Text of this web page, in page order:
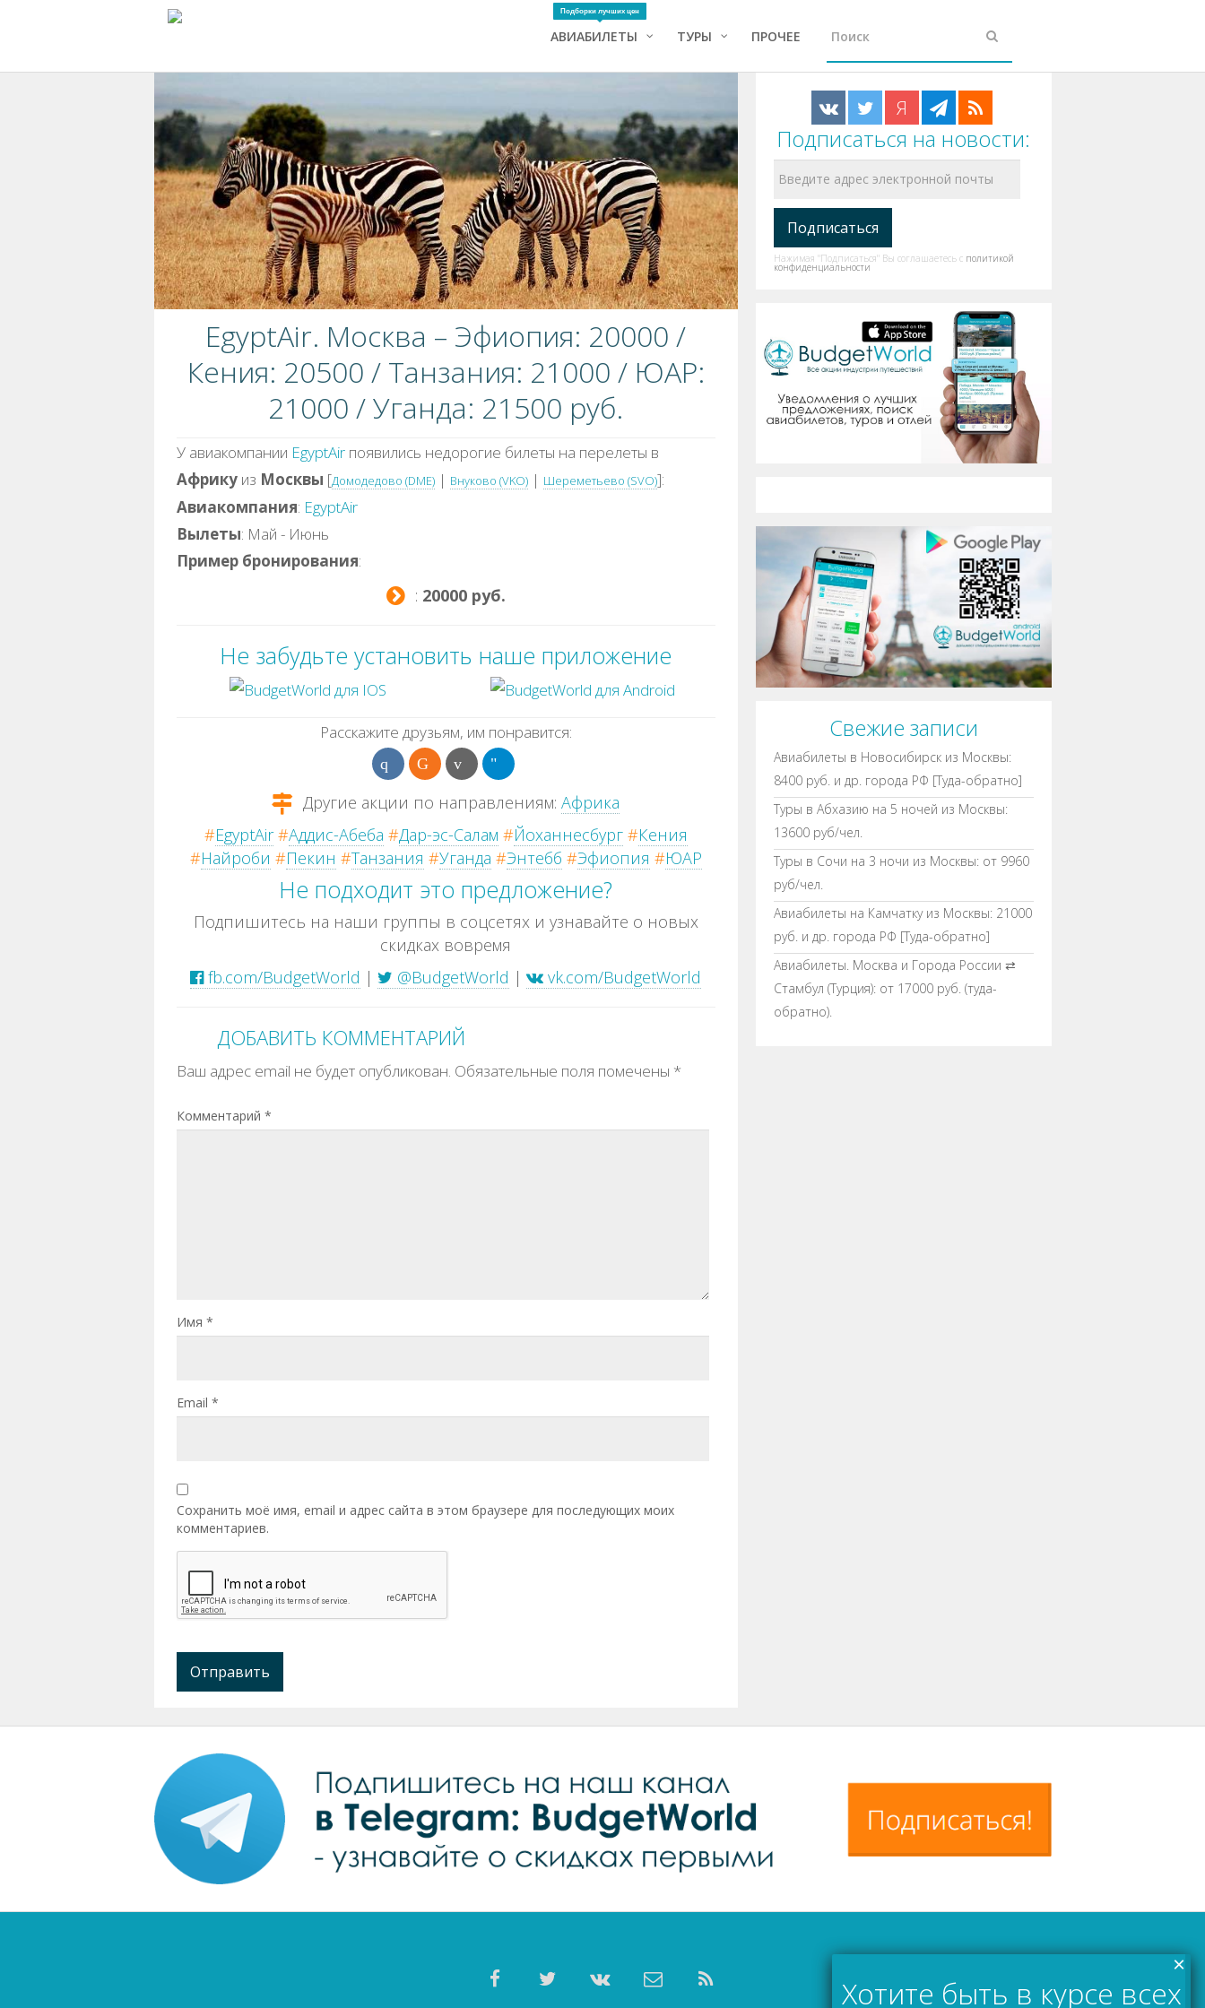
АВИАБИЛЕТЫ
Подборки лучших цен
ТУРЫ ПРОЧЕЕ
EgyptAir. Москва – Эфиопия: 20000 /
Кения: 20500 / Танзания: 21000 / ЮАР:
21000 / Уганда: 21500 руб.
У авиакомпании EgyptAirпоявились недорогие билеты на перелеты в
Африкуиз Москвы [Домодедово (DME)| Внуково (VKO)| Шереметьево (SVO)]:
Авиакомпания: EgyptAir
Вылеты: Май - Июнь
Пример бронирования:
: 20000 руб.
Не забудьте установить наше приложение
Расскажите друзьям, им понравится:
Другие акции по направлениям: Африка
#EgyptAir#Аддис-Абеба #Дар-эс-Салам #Йоханнесбург#Кения
#Найроби #Пекин #Танзания #Уганда #Энтебб #Эфиопия #ЮАР
Не подходит это предложение?
Подпишитесь на наши группы в соцсетях и узнавайте о новых
скидках вовремя
fb.com/BudgetWorld | @BudgetWorld | vk.com/BudgetWorld
ДОБАВИТЬ КОММЕНТАРИЙ
Ваш адрес email не будет опубликован. Обязательные поля помечены *
Комментарий *
Имя *
Email *
Сохранить моё имя, email и адрес сайта в этом браузере для последующих моих
комментариев.
Я
Подписаться на новости:
Нажимая "Подписаться" Вы соглашаетесь с политикой
конфиденциальности
Свежие записи
Авиабилеты в Новосибирск из Москвы:
8400 руб. и др. города РФ [Туда-обратно]
Туры в Абхазию на 5 ночей из Москвы:
13600 руб/чел.
Туры в Сочи на 3 ночи из Москвы: от 9960
руб/чел.
Авиабилеты на Камчатку из Москвы: 21000
руб. и др. города РФ [Туда-обратно]
Авиабилеты. Москва и Города России ⇄
Стамбул (Турция): от 17000 руб. (туда-
обратно).
Хотите быть в курсе всех
×